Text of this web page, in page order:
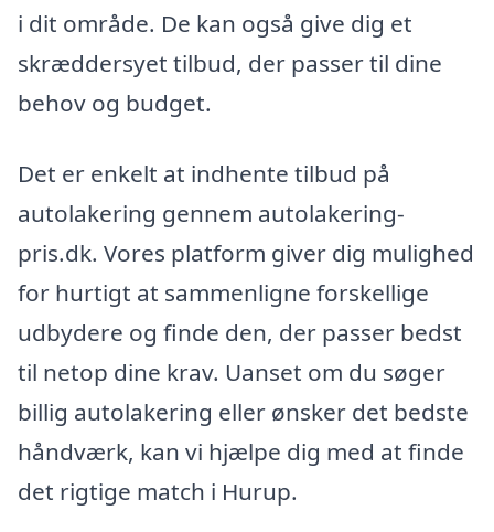
i dit område. De kan også give dig et
skræddersyet tilbud, der passer til dine
behov og budget.
Det er enkelt at indhente tilbud på
autolakering gennem autolakering-
pris.dk. Vores platform giver dig mulighed
for hurtigt at sammenligne forskellige
udbydere og finde den, der passer bedst
til netop dine krav. Uanset om du søger
billig autolakering eller ønsker det bedste
håndværk, kan vi hjælpe dig med at finde
det rigtige match i Hurup.